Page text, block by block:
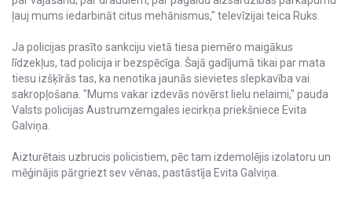
ļauj mums iedarbināt citus mehānismus," televīzijai teica Ruks.
Ja policijas prasīto sankciju vietā tiesa piemēro maigākus
līdzekļus, tad policija ir bezspēcīga. Šajā gadījumā tikai par mata
tiesu izšķīrās tas, ka nenotika jaunās sievietes slepkavība vai
sakropļošana. "Mums vakar izdevās novērst lielu nelaimi," pauda
Valsts policijas Austrumzemgales iecirkņa priekšniece Evita
Galviņa.
Aizturētais uzbrucis policistiem, pēc tam izdemolējis izolatoru un
mēģinājis pārgriezt sev vēnas, pastāstīja Evita Galviņa.